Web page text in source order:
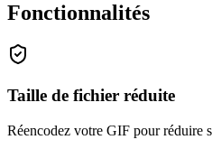
Fonctionnalités
Taille de fichier réduite
Réencodez votre GIF pour réduire